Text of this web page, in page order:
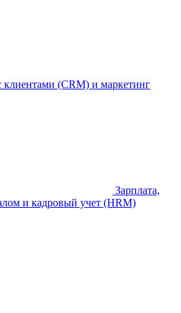
(CRM) и маркетинг
Зарплата,
и кадровый учет (HRM)